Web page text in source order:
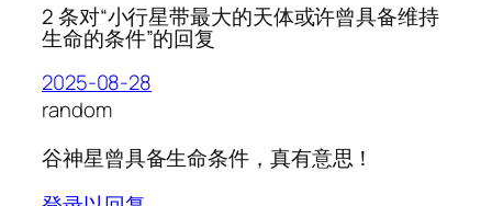
2 条对“小行星带最大的天体或许曾具备维持
生命的条件”的回复
2025-08-28
random
谷神星曾具备生命条件，真有意思！